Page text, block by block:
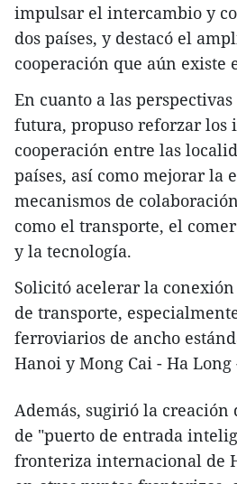
impulsar el intercambio y
dos países, y destacó el
cooperación que aún existe
En cuanto a las
futura, propuso reforzar los
cooperación entre las
países, así como mejorar la
mecanismos de
como el transporte, el
y la tecnología.
Solicitó acelerar la
de transporte,
ferroviarios de ancho
Hanoi y Mong Cai - Ha Long
Además, sugirió la
de "puerto de entrada
fronteriza internacional de